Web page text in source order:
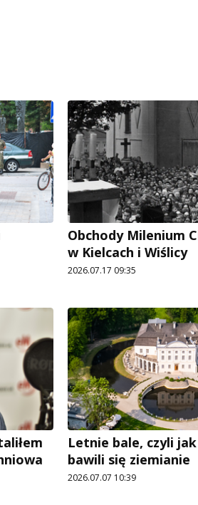
Obchody Milenium
w Kielcach i Wiślicy
2026.07.17 09:35
Letnie bale, czyli
bawili się ziemianie
2026.07.07 10:39